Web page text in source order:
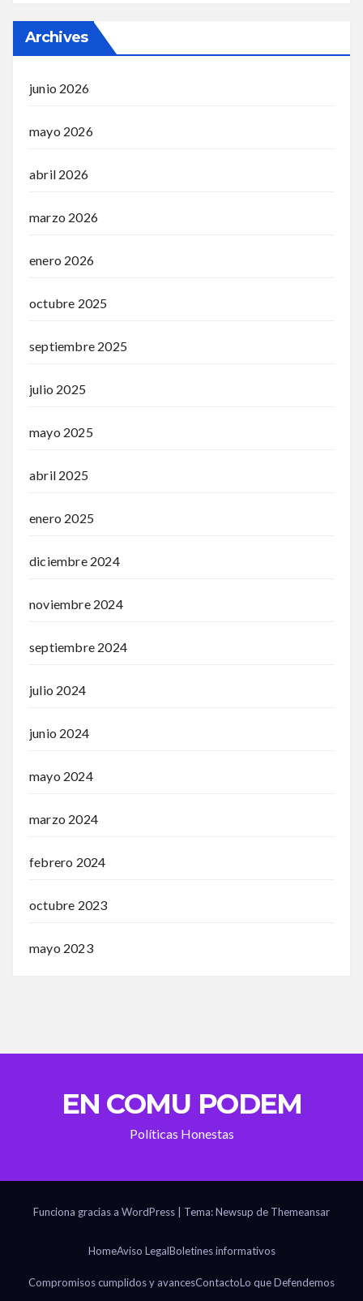
Archives
junio 2026
mayo 2026
abril 2026
marzo 2026
enero 2026
octubre 2025
septiembre 2025
julio 2025
mayo 2025
abril 2025
enero 2025
diciembre 2024
noviembre 2024
septiembre 2024
julio 2024
junio 2024
mayo 2024
marzo 2024
febrero 2024
octubre 2023
mayo 2023
EN COMU PODEM
Políticas Honestas
Funciona gracias a WordPress Tema: Newsup de Themeansar
HomeAviso LegalBoletines informativos
Compromisos cumplidos y avancesContactoLo que Defendemos